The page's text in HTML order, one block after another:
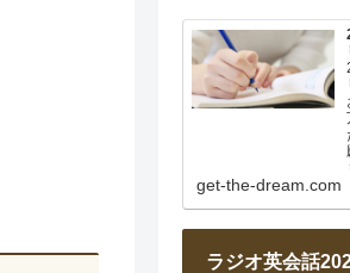
get-the-dream.com
ラジオ英会話